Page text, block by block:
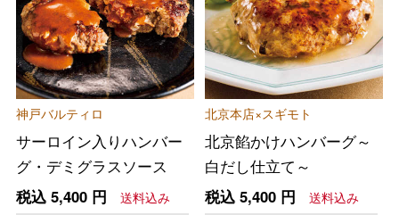
神戸バルティロ
サーロイン入りハンバー
グ・デミグラスソース
税込 5,400円 送料込み
北京本店×スギモト
北京餡かけハンバーグ～
白だし仕立て～
税込 5,400円 送料込み